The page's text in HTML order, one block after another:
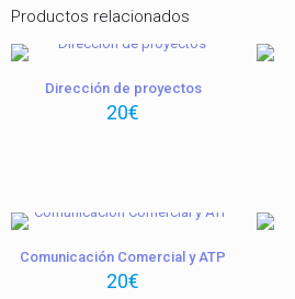
Productos relacionados
Dirección de proyectos
20€
Comunicación Comercial y ATP
20€